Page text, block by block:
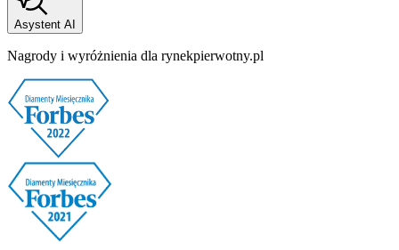
Asystent AI
Nagrody i wyróżnienia dla rynekpierwotny.pl